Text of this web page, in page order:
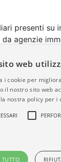
presenti su
agenzie
o l'avallo
quest'ultima.
della
o di alcun altro
2026
web
i cookie per
il nostro sito web
nostra policy per i
TUTTO